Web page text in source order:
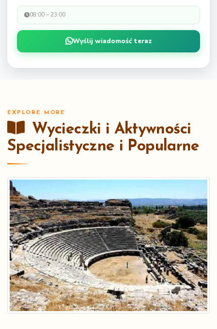
08:00 – 23:00
Wyślij wiadomość teraz
EXPLORE MORE
Wycieczki i Aktywności
Specjalistyczne i Popularne